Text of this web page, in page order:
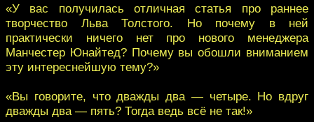
«У вас получилась отличная статья про раннее
творчество Льва Толстого. Но почему в ней
практически ничего нет про нового менеджера
Манчестер Юнайтед? Почему вы обошли вниманием
эту интереснейшую тему?»
«Вы говорите, что дважды два — четыре. Но вдруг
дважды два — пять? Тогда ведь всё не так!»